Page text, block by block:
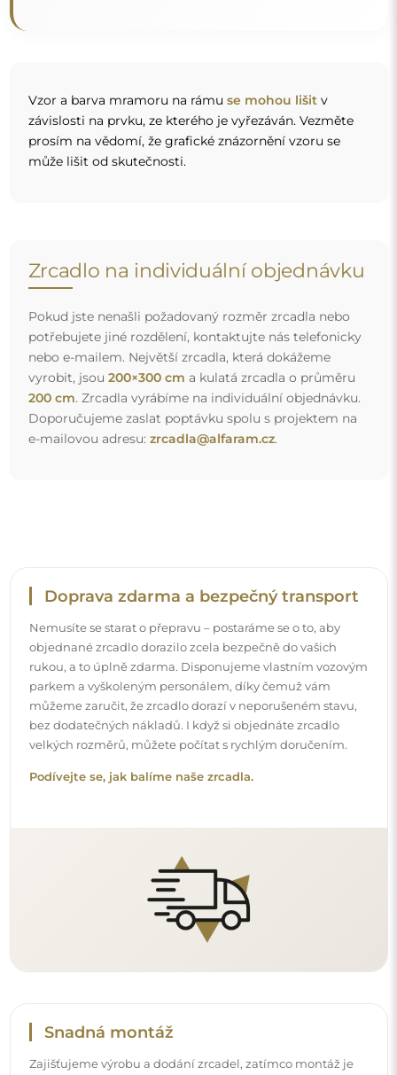
Vzor a barva mramoru na rámu se mohou lišitv
závislosti na prvku, ze kterého je vyřezáván. Vezměte
prosím na vědomí, že grafické znázornění vzoru se
může lišit od skutečnosti.
Zrcadlo na individuální objednávku
Pokud jste nenašli požadovaný rozměr zrcadla nebo
potřebujete jiné rozdělení, kontaktujte nás telefonicky
nebo e-mailem. Největší zrcadla, která dokážeme
vyrobit, jsou 200×300 cm a kulatá zrcadla o průměru
200 cm. Zrcadla vyrábíme na individuální objednávku.
Doporučujeme zaslat poptávku spolu s projektem na
e-mailovou adresu: zrcadla@alfaram.cz.
Doprava zdarma a bezpečný transport
Nemusíte se starat o přepravu – postaráme se o to, aby
objednané zrcadlo dorazilo zcela bezpečně do vašich
rukou, a to úplně zdarma. Disponujeme vlastním vozovým
parkem a vyškoleným personálem, díky čemuž vám
můžeme zaručit, že zrcadlo dorazí v neporušeném stavu,
bez dodatečných nákladů. I když si objednáte zrcadlo
velkých rozměrů, můžete počítat s rychlým doručením.
Podívejte se, jak balíme naše zrcadla.
Snadná montáž
Zajišťujeme výrobu a dodání zrcadel, zatímco montáž je